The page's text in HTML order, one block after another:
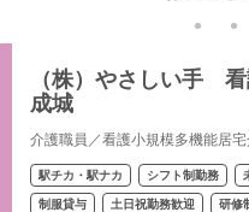
（株）やさしい手
成城
介護職員／看護小規模多機能居宅
駅チカ・駅ナカ シフト制勤務
制服貸与 土日祝勤務歓迎 研修